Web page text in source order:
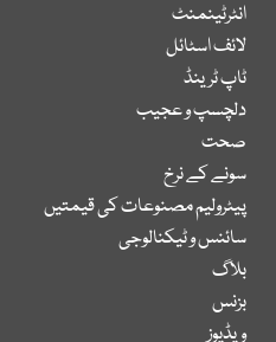
انٹرٹینمنٹ
لائف اسٹائل
ٹاپ ٹرینڈ
دلچسپ و عجیب
صحت
سونے کے نرخ
پیٹرولیم مصنوعات کی قیمتیں
سائنس و ٹیکنالوجی
بلاگ
بزنس
ویڈیوز